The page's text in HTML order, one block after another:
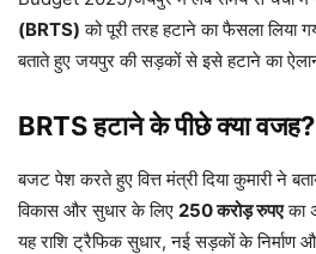
(BRTS) को पूरी तरह हटाने का फैसला लिया
बताते हुए जयपुर की सड़कों से इसे हटाने का
BRTS हटाने के पीछे क्या वजह?
बजट पेश करते हुए वित्त मंत्री दिया कुमारी ने
विकास और सुधार के लिए 250 करोड़ रुपएका
यह राशि ट्रैफिक सुधार, नई सड़कों के निर्माण